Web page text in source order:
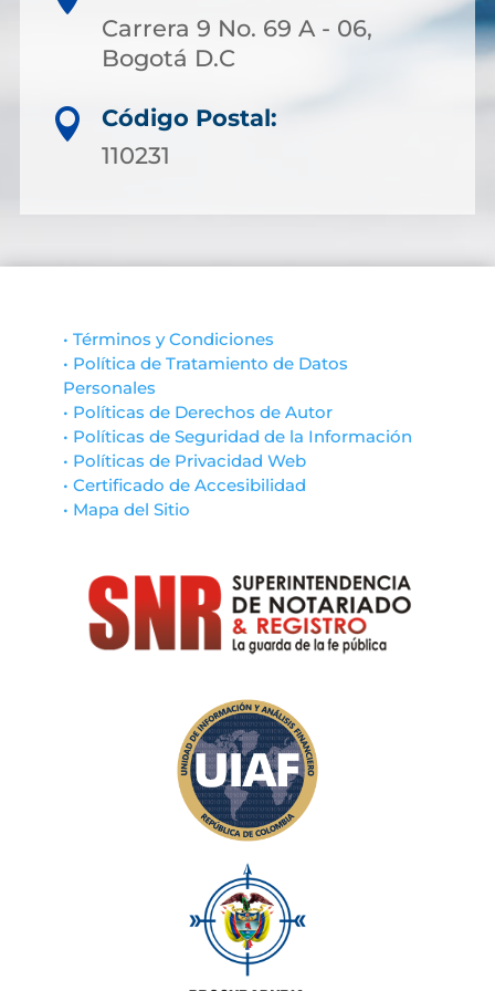
Carrera 9 No. 69 A - 06,
Bogotá D.C

Código Postal:
110231
• Términos y Condiciones
• Política de Tratamiento de Datos
Personales
• Políticas de Derechos de Autor
• Políticas de Seguridad de la Información
• Políticas de Privacidad Web
• Certificado de Accesibilidad
• Mapa del Sitio